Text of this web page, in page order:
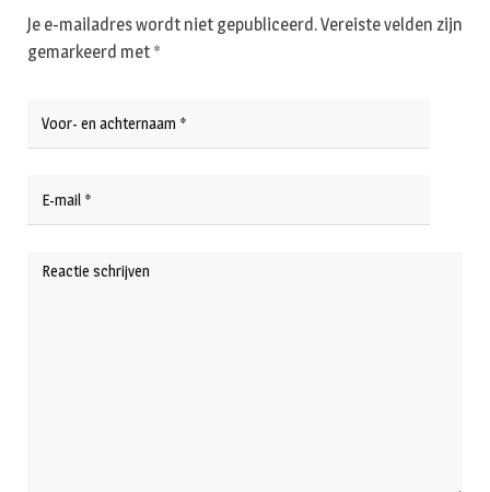
Je e-mailadres wordt niet gepubliceerd.Vereiste velden zijn
gemarkeerd met *